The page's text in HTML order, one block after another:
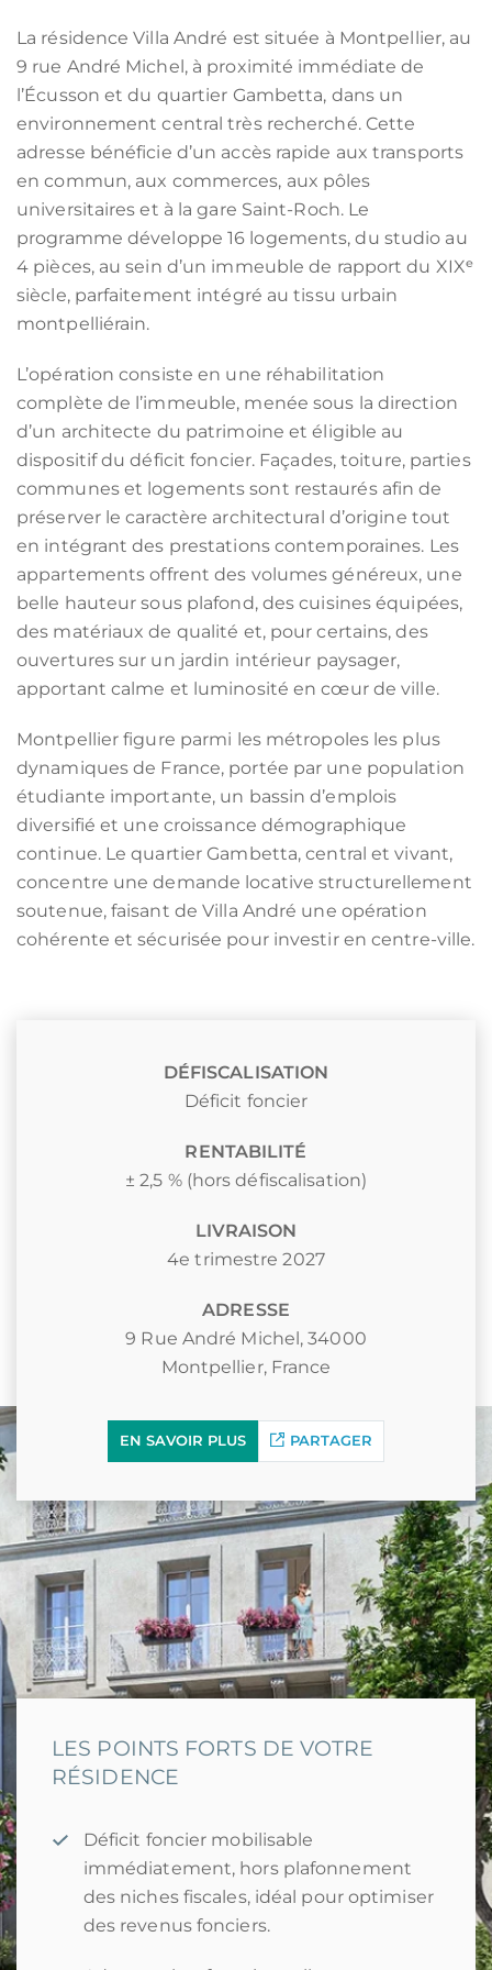
La résidence Villa André est située à Montpellier, au
9 rue André Michel, à proximité immédiate de
l’Écusson et du quartier Gambetta, dans un
environnement central très recherché. Cette
adresse bénéficie d’un accès rapide aux transports
en commun, aux commerces, aux pôles
universitaires et à la gare Saint-Roch. Le
programme développe 16 logements, du studio au
4 pièces, au sein d’un immeuble de rapport du XIXᵉ
siècle, parfaitement intégré au tissu urbain
montpelliérain.
L’opération consiste en une réhabilitation
complète de l’immeuble, menée sous la direction
d’un architecte du patrimoine et éligible au
dispositif du déficit foncier. Façades, toiture, parties
communes et logements sont restaurés afin de
préserver le caractère architectural d’origine tout
en intégrant des prestations contemporaines. Les
appartements offrent des volumes généreux, une
belle hauteur sous plafond, des cuisines équipées,
des matériaux de qualité et, pour certains, des
ouvertures sur un jardin intérieur paysager,
apportant calme et luminosité en cœur de ville.
Montpellier figure parmi les métropoles les plus
dynamiques de France, portée par une population
étudiante importante, un bassin d’emplois
diversifié et une croissance démographique
continue. Le quartier Gambetta, central et vivant,
concentre une demande locative structurellement
soutenue, faisant de Villa André une opération
cohérente et sécurisée pour investir en centre-ville.
DÉFISCALISATION
Déficit foncier
RENTABILITÉ
± 2,5 % (hors défiscalisation)
LIVRAISON
4e trimestre 2027
ADRESSE
9 Rue André Michel, 34000
Montpellier, France
EN SAVOIR PLUS PARTAGER
LES POINTS FORTS DE VOTRE
RÉSIDENCE
Déficit foncier mobilisable
immédiatement, hors plafonnement
des niches fiscales, idéal pour optimiser
des revenus fonciers.